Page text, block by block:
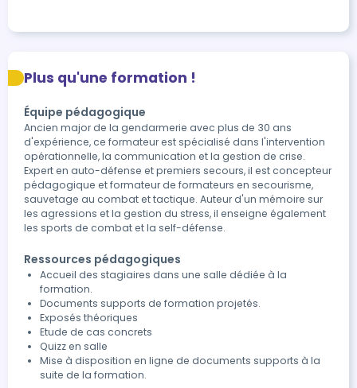
Plus qu'une formation !
Équipe pédagogique
Ancien major de la gendarmerie avec plus de 30 ans
d'expérience, ce formateur est spécialisé dans l'intervention
opérationnelle, la communication et la gestion de crise.
Expert en auto-défense et premiers secours, il est concepteur
pédagogique et formateur de formateurs en secourisme,
sauvetage au combat et tactique. Auteur d'un mémoire sur
les agressions et la gestion du stress, il enseigne également
les sports de combat et la self-défense.
Ressources pédagogiques
Accueil des stagiaires dans une salle dédiée à la
formation.
Documents supports de formation projetés.
Exposés théoriques
Etude de cas concrets
Quizz en salle
Mise à disposition en ligne de documents supports à la
suite de la formation.